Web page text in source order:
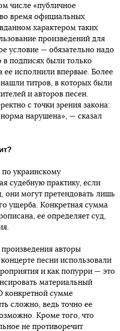
числе «публичное
время официальных
характером таких
произведений для
условие — обязательно надо
в подписях были только
ее исполнили впервые. Более
титров, в которых были
и авторов песен.
с точки зрения закона:
нарушена», — сказал
украинскому
судебную практику, если
они могут претендовать лишь
ущерба. Конкретная сумма
ее определяет суд,
авторы
концерте песни использовали
и как попурри — это
материальный
конкретной сумме
сложно, ведь точно ее
Кроме того, что
не противоречит